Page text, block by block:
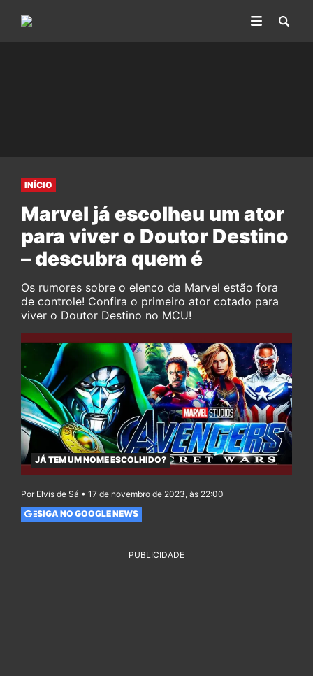
INÍCIO
Marvel já escolheu um ator
para viver o Doutor Destino
– descubra quem é
Os rumores sobre o elenco da Marvel estão fora
de controle! Confira o primeiro ator cotado para
viver o Doutor Destino no MCU!
JÁ TEM UM NOME ESCOLHIDO?
Por Elvis de Sá • 17 de novembro de 2023, às 22:00
SIGA NO GOOGLE NEWS
PUBLICIDADE